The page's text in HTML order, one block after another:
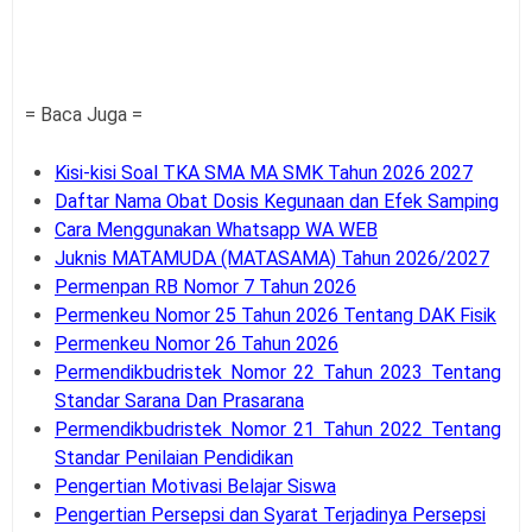
= Baca Juga =
Kisi-kisi Soal TKA SMA MA SMK Tahun 2026 2027
Daftar Nama Obat Dosis Kegunaan dan Efek Samping
Cara Menggunakan Whatsapp WA WEB
Juknis MATAMUDA (MATASAMA) Tahun 2026/2027
Permenpan RB Nomor 7 Tahun 2026
Permenkeu Nomor 25 Tahun 2026 Tentang DAK Fisik
Permenkeu Nomor 26 Tahun 2026
Permendikbudristek Nomor 22 Tahun 2023 Tentang
Standar Sarana Dan Prasarana
Permendikbudristek Nomor 21 Tahun 2022 Tentang
Standar Penilaian Pendidikan
Pengertian Motivasi Belajar Siswa
Pengertian Persepsi dan Syarat Terjadinya Persepsi